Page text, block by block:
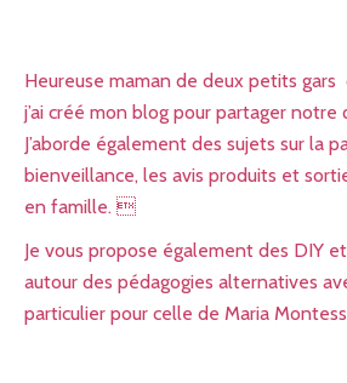
Heureuse maman de deux petits gars
j’ai créé mon blog pour partager notre
J’aborde également des sujets sur la
bienveillance, les avis produits et
en famille. 
Je vous propose également des DIY
autour des pédagogies alternatives
particulier pour celle de Maria